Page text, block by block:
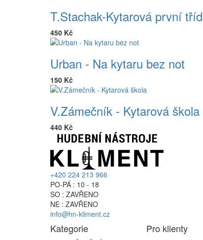
T.Stachak-Kytarová první
450 Kč
Urban - Na kytaru bez not
150 Kč
V.Zámečník - Kytarová škola
440 Kč
+420 224 213 966
PO-PÁ : 10 - 18
SO : ZAVŘENO
NE : ZAVŘENO
info@hn-kliment.cz
Kategorie Pro klienty